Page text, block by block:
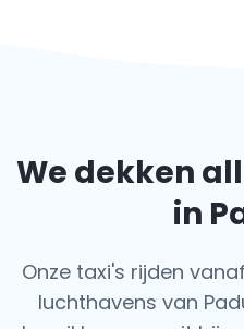
We dekken
in
Onze taxi's rijden
luchthavens van